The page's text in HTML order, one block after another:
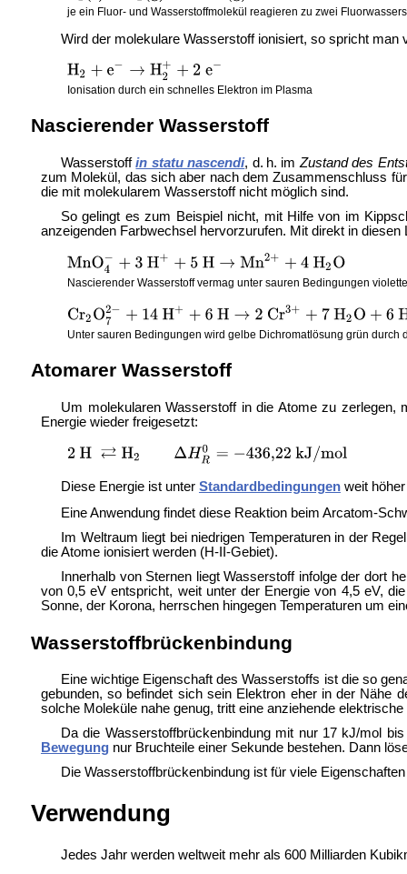
je ein Fluor- und Wasserstoffmolekül reagieren zu zwei
Wird der molekulare Wasserstoff ionisiert, so spricht man
Ionisation durch ein schnelles Elektron im Plasma
Nascierender Wasserstoff
Wasserstoffin statu nascendi, d. h. im Zustand des
zum Molekül, das sich aber nach dem Zusammenschluss
die mit molekularem Wasserstoff nicht möglich sind.
So gelingt es zum Beispiel nicht, mit Hilfe von im
anzeigenden Farbwechsel hervorzurufen. Mit direkt in
Nascierender Wasserstoff vermag unter sauren Bedingungen
Unter sauren Bedingungen wird gelbe Dichromatlösung grün
Atomarer Wasserstoff
Um molekularen Wasserstoff in die Atome zu zerlegen,
Energie wieder freigesetzt:
Diese Energie ist unter Standardbedingungenweit
Eine Anwendung findet diese Reaktion beim Arcatom-
Im Weltraum liegt bei niedrigen Temperaturen in der
die Atome ionisiert werden (H-II-Gebiet).
Innerhalb von Sternen liegt Wasserstoff infolge der dort
von 0,5 eV entspricht, weit unter der Energie von 4,5 eV,
Sonne, der Korona, herrschen hingegen Temperaturen um
Wasserstoffbrückenbindung
Eine wichtige Eigenschaft des Wasserstoffs ist die so
gebunden, so befindet sich sein Elektron eher in der Nähe
solche Moleküle nahe genug, tritt eine anziehende
Da die Wasserstoffbrückenbindung mit nur 17 kJ/mol
Bewegungnur Bruchteile einer Sekunde bestehen. Dann
Die Wasserstoffbrückenbindung ist für viele
Verwendung
Jedes Jahr werden weltweit mehr als 600 Milliarden